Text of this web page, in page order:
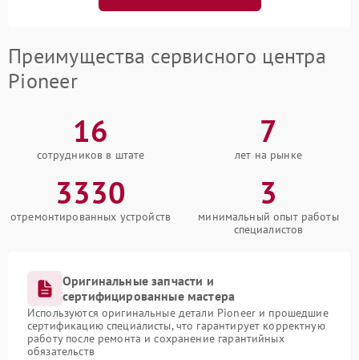
Преимущества сервисного центра
Pioneer
16
сотрудников в штате
7
лет на рынке
3330
отремонтированных устройств
3
минимальный опыт работы
специалистов
Оригинальные запчасти и
сертифицированные мастера
Используются оригинальные детали Pioneer и прошедшие
сертификацию специалисты, что гарантирует корректную
работу после ремонта и сохранение гарантийных
обязательств